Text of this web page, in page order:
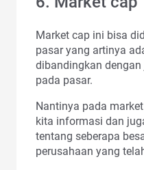
Market cap ini bisa
pasar yang artinya
dibandingkan
pada pasar.
Nantinya pada
kita informasi dan
tentang seberapa
perusahaan yang